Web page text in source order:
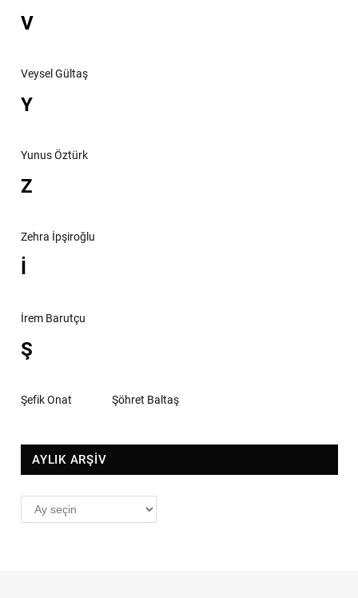
V
Veysel Gültaş
Y
Yunus Öztürk
Z
Zehra İpşiroğlu
İ
İrem Barutçu
Ş
Şefik Onat Şöhret Baltaş
AYLIK ARŞİV
AYLIK
ARŞİV